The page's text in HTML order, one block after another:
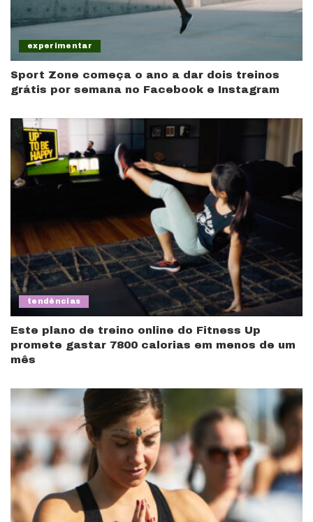
experimentar
Sport Zone começa o ano a dar dois treinos
grátis por semana no Facebook e Instagram
tendências
Este plano de treino online do Fitness Up
promete gastar 7800 calorias em menos de um
mês